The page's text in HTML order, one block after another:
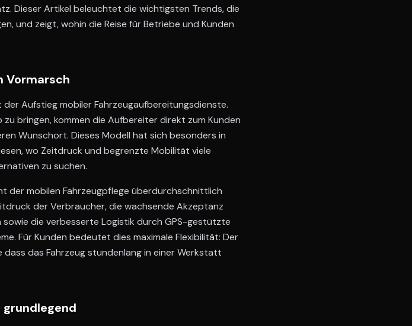
Dieser Artikel beleuchtet die wichtigsten Trends, die
und zeigt, wohin die Reise für Betriebe und Kunden
Vormarsch
Aufstieg mobiler Fahrzeugaufbereitungsdienste.
bringen, kommen die Aufbereiter direkt zum Kunden
Wunschort. Dieses Modell hat sich besonders in
wo Zeitdruck und begrenzte Mobilität viele
zu suchen.
der mobilen Fahrzeugpflege überdurchschnittlich
der Verbraucher, die wachsende Akzeptanz
die verbesserte Logistik durch GPS-gestützte
Für Kunden bedeutet dies maximale Flexibilität: Der
das Fahrzeug stundenlang in einer Werkstatt